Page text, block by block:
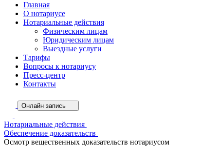
Главная
О нотариусе
Нотариальные действия
Физическим лицам
Юридическим лицам
Выездные услуги
Тарифы
Вопросы к нотариусу
Пресс-центр
Контакты
Онлайн запись
Нотариальные действия
Обеспечение доказательств
Осмотр вещественных доказательств нотариусом